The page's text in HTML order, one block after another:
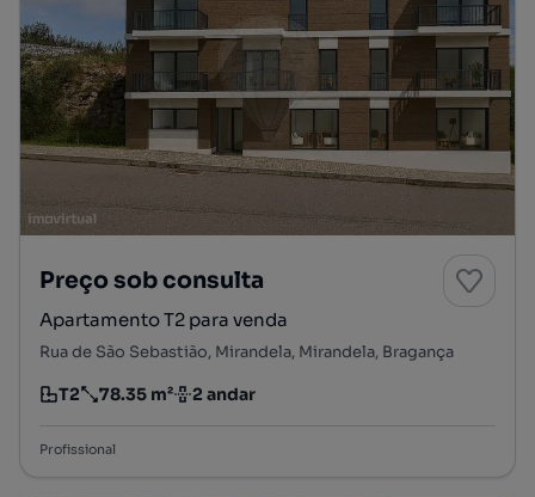
Preço sob consulta
Apartamento T2 para venda
Rua de São Sebastião, Mirandela, Mirandela, Bragança
Tipologia
T2
Preço por metro quadrado
78.35 m²
Andar 2 andar
Profissional